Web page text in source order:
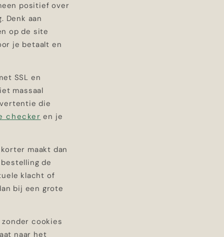
positief over
Denk aan
op de site
je betaalt en
SSL en
massaal
die
checker en je
maakt dan
de
klacht of
bij een grote
cookies
naar het